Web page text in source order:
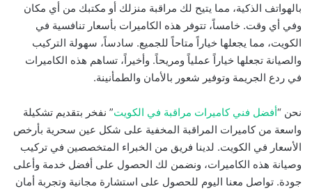
بالهواتف الذكية، مما يتيح لك مراقبة منزلك أو مكتبك من أي مكان
وفي أي وقت. خامساً، تتوفر هذه الكاميرات بأسعار تنافسية في
الكويت، مما يجعلها خياراً متاحاً للجميع. سادساً، سهولة التركيب
والصيانة تجعلها خياراً عملياً ومريحاً. وأخيراً، تساهم هذه الكاميرات
في ردع الجريمة وتوفير شعور بالأمان والطمأنينة.
نحن “أفضل فني كاميرات مراقبة في الكويت” نفخر بتقديم تشكيلة
واسعة من كاميرات المراقبة المخفية على شكل عين سحرية بأرخص
الأسعار في الكويت. لدينا فريق من الخبراء المتخصصين في تركيب
وصيانة هذه الكاميرات، ونضمن لك الحصول على أفضل خدمة وأعلى
جودة. تواصل معنا اليوم للحصول على استشارة مجانية وتجربة أمان